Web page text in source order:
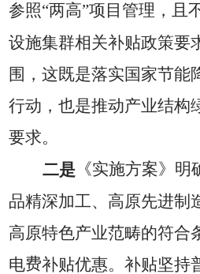
参照“两高”项目管理，且
设施集群相关补贴政策要
围，这既是落实国家节能
行动，也是推动产业结构
要求。
二是 《实施方案》明
品精深加工、高原先进制
高原特色产业范畴的符合
电费补贴优惠。补贴坚持